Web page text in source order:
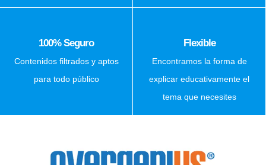
100% Seguro
Contenidos filtrados y aptos
para todo público
Flexible
Encontramos la forma de
explicar educativamente el
tema que necesites